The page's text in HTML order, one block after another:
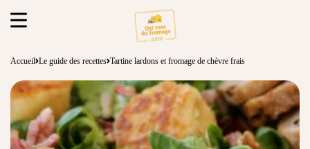
Accueil Le guide des recettes Tartine lardons et fromage de chèvre frais